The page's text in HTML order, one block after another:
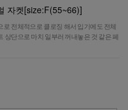
자켓[size:F(55~66)]
전체적으로 클로징 해서 입기에도 전체
상단으로 마치 일부러 꺼내놓은 것 같은 페